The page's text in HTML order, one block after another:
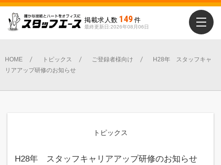
掲載求人数 149 件
最終更新日:2026年08月06日
HOME トピックス ご登録者様向け
H28年 スタッフキャ
リアアップ研修のお知らせ
トピックス
H28年 スタッフキャリアアップ研修のお知らせ